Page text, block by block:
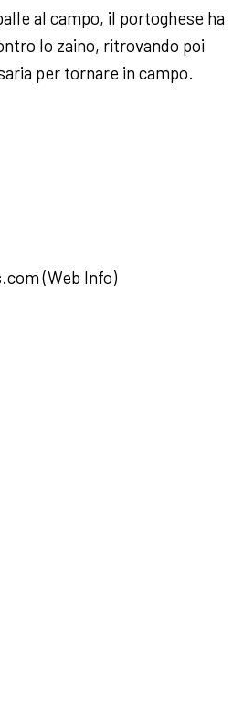
al campo, il portoghese ha
lo zaino, ritrovando poi
per tornare in campo.
(Web Info)